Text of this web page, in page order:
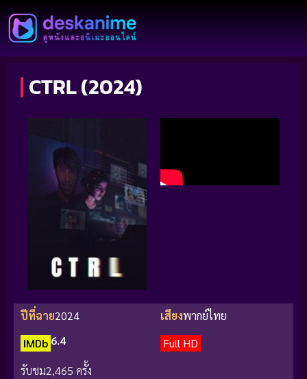
CTRL (2024)
ปีที่ฉาย2024 เสียงพากย์ไทย
IMDb 6.4
Full HD
รับชม2,465 ครั้ง